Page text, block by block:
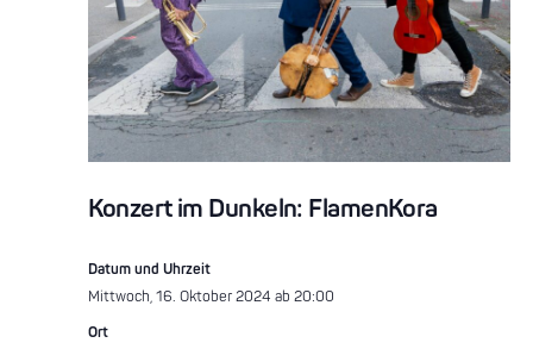
Konzert im Dunkeln: FlamenKora
Datum und Uhrzeit
Mittwoch, 16. Oktober 2024 ab 20:00
Ort